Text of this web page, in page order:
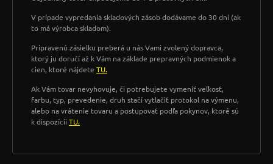
V prípade vypredania skladových zásob dodávame do 30 dní (ak
to má výrobca skladom).
Pripravenú zásielku preberá u nás Vami zvolený dopravca,
ktorý ju doručí až k Vám na základe prepravných podmienok a
cien, ktoré nájdete TU.
Ak Vám tovar nevyhovuje, či potrebujete vymeniť veľkosť,
farbu, typ, prevedenie, druh stačí vytlačiť protokol na výmenu,
alebo na vrátenie tovaru a postupovať podľa pokynov, ktoré sú
k dispozícii TU.